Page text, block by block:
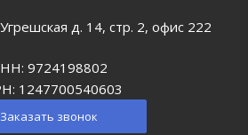
д. 14, стр. 2, офис 222
9724198802
1247700540603
Заказать звонок